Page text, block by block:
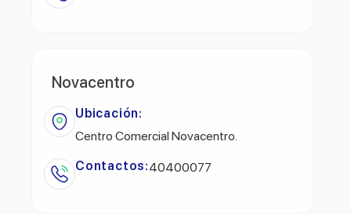
Novacentro
Ubicación:
Centro Comercial Novacentro.
Contactos:40400077